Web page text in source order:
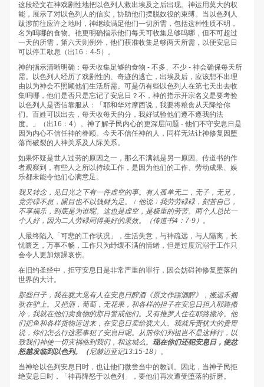
这段经文在神戏剧性地把以色列人救出埃及之后出现。神运用莫大的权
能，展示了对以色列人的信实，协助他们摆脱奴役的束缚。当以色列人
跋涉前往应许之地时，神继续满足他们一切所需，包括这种性质不明，
名为吗哪的食物。衪更明确指示他们每天可收集足够吗哪，但不可超过
一天的所需，第六天则例外，他们获准收集足够两天所需，以便安息日
可以停工歇息（出16：4-5）。
神的指示清晰明确：每天收集足够的食物 - 不多、不少 - 神会确保每天所
需。以色列人经历了戏剧性的、奇迹的逃亡，出埃及后，应该想不出理
由以为神会不照顾他们生活所需。可是仍有些以色列人在第七天出去收
集吗哪，他们是否只是忘记了安息日？不，神的指示开宗名义是要考验
以色列人是否信靠服从：「耶和华对摩西说，我要将粮食从天降给你
们。百姓可以出去，每天收每天的分，我好试验他们遵不遵我的法
度。」（出16：4）。神了解子民内心的更深层问题 - 他们不守安息日是
因为内心不信任神的眷顾。今天不信任神的人，同样无法让神修复因堕
落而破裂的人神关系及人际关系。
如果怀疑是世人过劳的原因之一，那么不满就是另一原因。传道书的作
者观察到，有些人之所以持续工作，是因为他们的工作、劳动成果、娱
乐都未能令他们心满意足。
我又转念，见日光之下有一件虚空的事。有人孤单无二，无子，无兄，
竟劳碌不息，眼目也不以钱财为足。﹝他说﹞我劳劳碌碌，刻苦自己，
不享福乐，到底是为谁呢。这也是虚空，是极重的劳苦。两个人总比一
个人好，因为二人劳碌同得美好的果效。（传道书4 ： 7-9 ）。
人最终陷入「可悲的工作状况」，生活失意，与神疏远，与人隔离，长
忧匮乏，万事不畅，工作只为纾缓不满的情绪，但是过度沉溺于工作只
会令人更加烦躁哀伤。
在旧约圣经中，拒守安息日是非常严重的罪行，因会妨碍神修复堕落的
世界的大计。
那些日子，我在犹大见有人在安息日醡酒《原文作踹酒醡》，搬运禾捆
驮在驴上。又把酒，葡萄，无花果，和各样的担子在安息日担入耶路撒
冷，我就在他们卖食物的那日警戒他们。又有推罗人住在耶路撒冷。他
们把鱼和各样货物运进来，在安息日卖给犹大人。我就斥责犹大的贵冑
说，你们怎么行这恶事犯了安息日呢。从前你们列祖岂不是这样行，以
致我们神使一切灾祸临到我们，和这城么。 现在你们还犯安息日，使忿
怒越发临到以色列。（尼赫迈亚记13:15-18 ）。
当神给以色列安息日时，也让他们微尝当中的教训。因此，当神子民拒
绝安息日时，「神再降怒于以色列」，要他们再次遭受堕落的折磨。